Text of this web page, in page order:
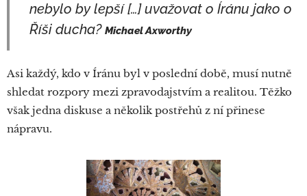
nebylo by lepší […] uvažovat o Íránu jako o
Říši ducha? Michael Axworthy
Asi každý, kdo v Íránu byl v poslední době, musí nutně
shledat rozpory mezi zpravodajstvím a realitou. Těžko
však jedna diskuse a několik postřehů z ní přinese
nápravu.